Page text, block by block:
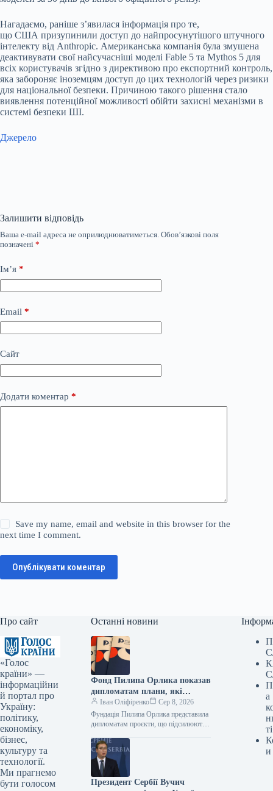
Нагадаємо, раніше з’явилася інформація про те,
що США призупинили доступ до найпросунутішого штучного
інтелекту від Anthropic. Американська компанія була змушена
деактивувати свої найсучасніші моделі Fable 5 та Mythos 5 для
всіх користувачів згідно з директивою про експортний контроль,
яка забороняє іноземцям доступ до цих технологій через ризики
для національної безпеки. Причиною такого рішення стало
виявлення потенційної можливості обійти захисні механізми в
системі безпеки ШІ.
Джерело
Залишити відповідь
Ваша e-mail адреса не оприлюднюватиметься. Обов’язкові поля
позначені *
Ім’я *
Email *
Сайт
Додати коментар *
Save my name, email and website in this browser for the
next time I comment.
Опублікувати коментар
Про сайт
«Голос
країни» —
інформаційни
й портал про
Україну:
політику,
економіку,
бізнес,
культуру та
технології.
Ми прагнемо
бути голосом
Останні новини
Фонд Пилипа Орлика показав
дипломатам плани, які
роблять Україну чутнішою на
міжнародній арені.
Іван Оліфіренко
Сер 8, 2026
Фундація Пилипа Орлика представила
дипломатам проєкти, що підсилюють
Фото 08.08.2026 14:12 Укрінформ
Фундація Пилипа Орлика…
Президент Сербії Вучич
а
ті
и